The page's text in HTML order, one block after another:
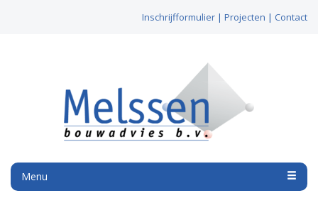
Inschrijfformulier | Projecten | Contact
Menu